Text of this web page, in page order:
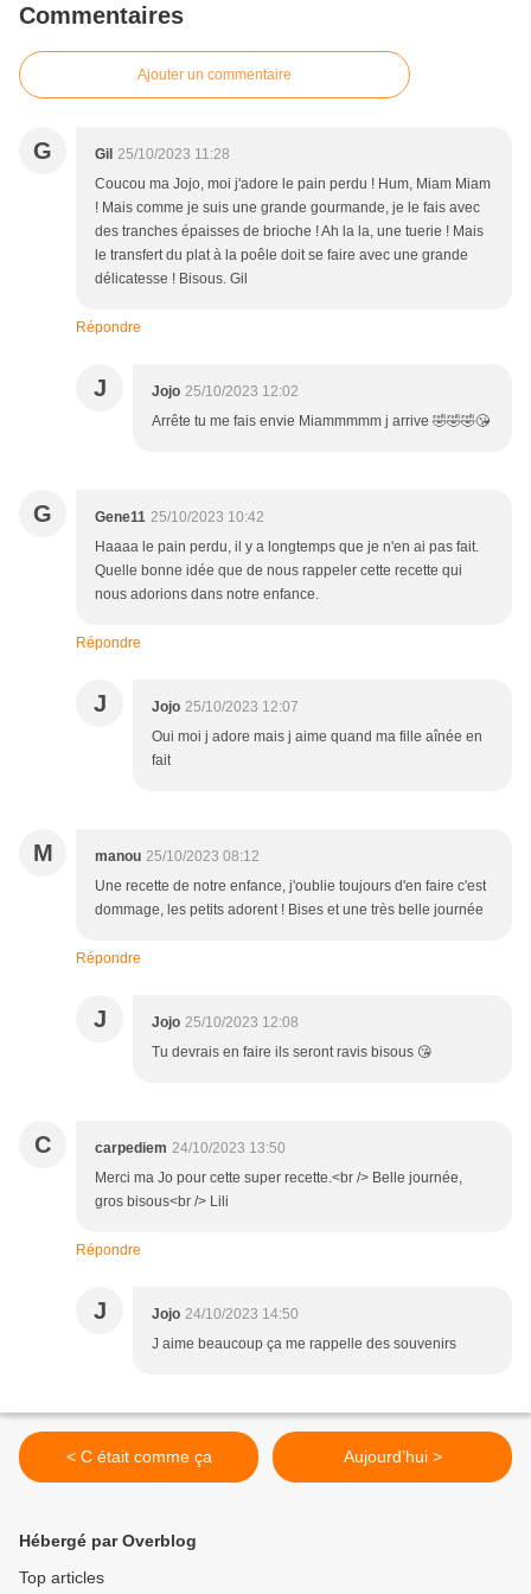
Commentaires
Ajouter un commentaire
G Gil 25/10/2023 11:28
Coucou ma Jojo, moi j'adore le pain perdu ! Hum, Miam Miam
! Mais comme je suis une grande gourmande, je le fais avec
des tranches épaisses de brioche ! Ah la la, une tuerie ! Mais
le transfert du plat à la poêle doit se faire avec une grande
délicatesse ! Bisous. Gil
Répondre
J Jojo 25/10/2023 12:02
Arrête tu me fais envie Miammmmm j arrive 🤣🤣🤣😘
G Gene11 25/10/2023 10:42
Haaaa le pain perdu, il y a longtemps que je n'en ai pas fait.
Quelle bonne idée que de nous rappeler cette recette qui
nous adorions dans notre enfance.
Répondre
J Jojo 25/10/2023 12:07
Oui moi j adore mais j aime quand ma fille aînée en
fait
M manou 25/10/2023 08:12
Une recette de notre enfance, j'oublie toujours d'en faire c'est
dommage, les petits adorent ! Bises et une très belle journée
Répondre
J Jojo 25/10/2023 12:08
Tu devrais en faire ils seront ravis bisous 😘
C carpediem 24/10/2023 13:50
Merci ma Jo pour cette super recette.<br /> Belle journée,
gros bisous<br /> Lili
Répondre
J Jojo 24/10/2023 14:50
J aime beaucoup ça me rappelle des souvenirs
< C était comme ça Aujourd’hui >
Hébergé par Overblog
Top articles